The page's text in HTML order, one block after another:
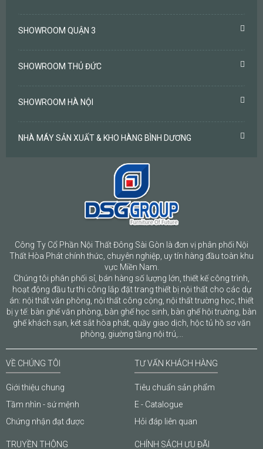
SHOWROOM QUẬN 3
SHOWROOM THỦ ĐỨC
SHOWROOM HÀ NỘI
NHÀ MÁY SẢN XUẤT & KHO HÀNG BÌNH DƯƠNG
Công Ty Cổ Phần Nội Thất Đông Sài Gòn là đơn vị phân phối Nội
Thất Hòa Phát chính thức, chuyên nghiệp, uy tín hàng đầu toàn khu
vực Miền Nam.
Chúng tôi phân phối sỉ, bán hàng số lượng lớn, thiết kế công trình,
hoạt động đầu tư thi công lắp đặt trang thiết bị nội thất cho các dự
án: nội thất văn phòng, nội thất công cộng, nội thất trường học, thiết
bị y tế: bàn ghế văn phòng, bàn ghế học sinh, bàn ghế hội trường, bàn
ghế khách sạn, két sắt hòa phát, quầy giao dịch, hộc tủ hồ sơ văn
phòng, giường tầng nội trú,...
VỀ CHÚNG TÔI
Giới thiệu chung
Tầm nhìn - sứ mệnh
Chứng nhận đạt được
TƯ VẤN KHÁCH HÀNG
Tiêu chuẩn sản phẩm
E - Catalogue
Hỏi đáp liên quan
TRUYỀN THÔNG CHÍNH SÁCH ƯU ĐÃI